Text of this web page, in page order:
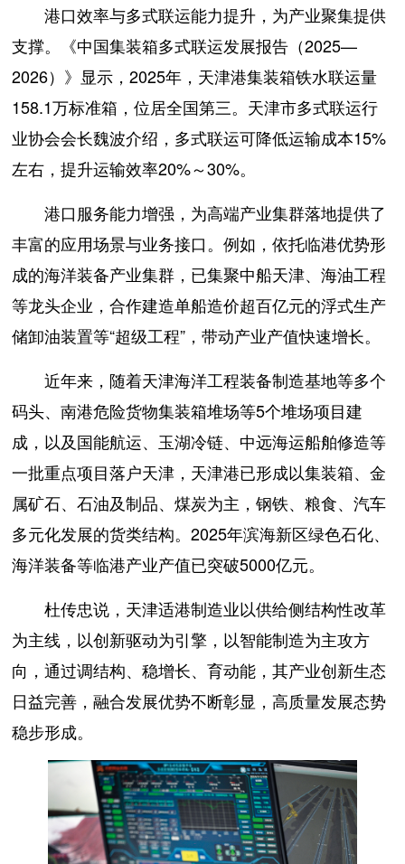
港口效率与多式联运能力提升，为产业聚集提供
支撑。《中国集装箱多式联运发展报告（2025—
2026）》显示，2025年，天津港集装箱铁水联运量
158.1万标准箱，位居全国第三。天津市多式联运行
业协会会长魏波介绍，多式联运可降低运输成本15%
左右，提升运输效率20%～30%。
港口服务能力增强，为高端产业集群落地提供了
丰富的应用场景与业务接口。例如，依托临港优势形
成的海洋装备产业集群，已集聚中船天津、海油工程
等龙头企业，合作建造单船造价超百亿元的浮式生产
储卸油装置等“超级工程”，带动产业产值快速增长。
近年来，随着天津海洋工程装备制造基地等多个
码头、南港危险货物集装箱堆场等5个堆场项目建
成，以及国能航运、玉湖冷链、中远海运船舶修造等
一批重点项目落户天津，天津港已形成以集装箱、金
属矿石、石油及制品、煤炭为主，钢铁、粮食、汽车
多元化发展的货类结构。2025年滨海新区绿色石化、
海洋装备等临港产业产值已突破5000亿元。
杜传忠说，天津适港制造业以供给侧结构性改革
为主线，以创新驱动为引擎，以智能制造为主攻方
向，通过调结构、稳增长、育动能，其产业创新生态
日益完善，融合发展优势不断彰显，高质量发展态势
稳步形成。